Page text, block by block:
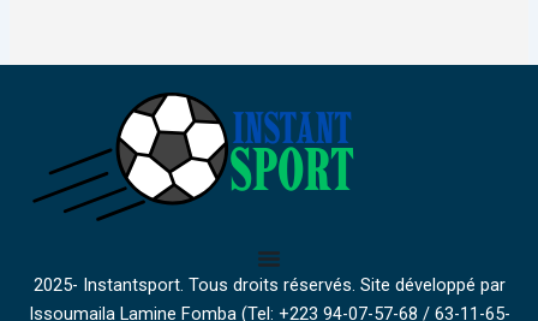
2025- Instantsport. Tous droits réservés. Site développé par
Issoumaila Lamine Fomba (Tel: +223 94-07-57-68 / 63-11-65-